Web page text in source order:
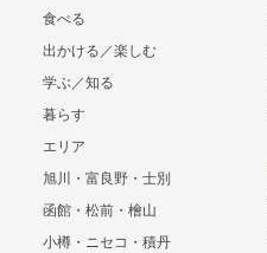
食べる
出かける／楽しむ
学ぶ／知る
暮らす
エリア
旭川・富良野・士別
函館・松前・檜山
小樽・ニセコ・積丹